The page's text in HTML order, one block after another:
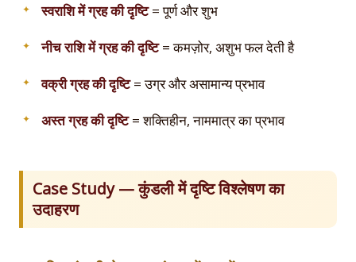
स्वराशि में ग्रह की दृष्टि= पूर्ण और शुभ
नीच राशि में ग्रह की दृष्टि= कमज़ोर, अशुभ फल देती है
वक्री ग्रह की दृष्टि= उग्र और असामान्य प्रभाव
अस्त ग्रह की दृष्टि= शक्तिहीन, नाममात्र का प्रभाव
Case Study — कुंडली में दृष्टि विश्लेषण का
उदाहरण